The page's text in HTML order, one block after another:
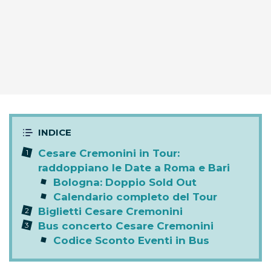
Cesare Cremonini in Tour:
raddoppiano le Date a Roma e Bari
Bologna: Doppio Sold Out
Calendario completo del Tour
Biglietti Cesare Cremonini
Bus concerto Cesare Cremonini
Codice Sconto Eventi in Bus